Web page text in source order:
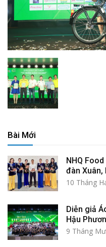
Bài Mới
NHQ
đàn Xuân,
10 Tháng
Diễn giả
Hậu
9 Tháng